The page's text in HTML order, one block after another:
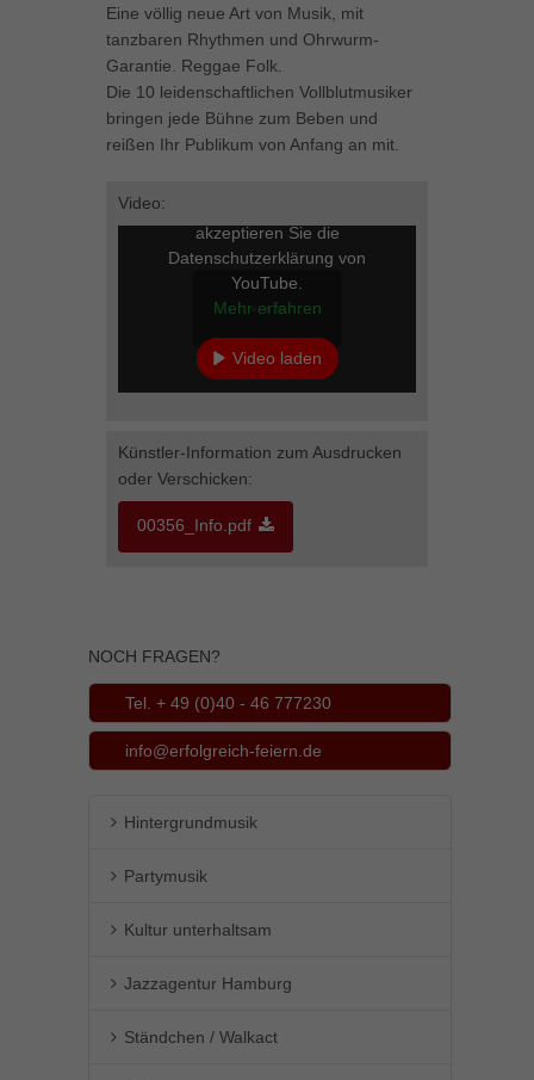
Eine völlig neue Art von Musik, mit
tanzbaren Rhythmen und Ohrwurm-
Garantie. Reggae Folk.
Die 10 leidenschaftlichen Vollblutmusiker
bringen jede Bühne zum Beben und
reißen Ihr Publikum von Anfang an mit.
Video:
akzeptieren Sie die
Datenschutzerklärung von
YouTube.
Mehr erfahren
Video laden
Künstler-Information zum Ausdrucken
oder Verschicken:
00356_Info.pdf
NOCH FRAGEN?
Tel. + 49 (0)40 - 46 777230
info@erfolgreich-feiern.de
Hintergrundmusik
Partymusik
Kultur unterhaltsam
Jazzagentur Hamburg
Ständchen / Walkact
können Ihre Einwilligung zu ganzen Kategorien geben oder sich
weitere Informationen anzeigen lassen und so nur bestimmte
Cookies auswählen.
Alle akzeptieren Speichern
Datenschutzeinstellungen
Essenziell (1)
Essenzielle Cookies ermöglichen grundlegende Funktionen und sind für
die einwandfreie Funktion der Website erforderlich.
Cookie-Informationen anzeigen
Marketing-Cookies werden von Drittanbietern oder Publishern verwendet,
Cookie-Informationen anzeigen
Externe Medien (5)
Cookie-Informationen anzeigen
powered by Borlabs Cookie